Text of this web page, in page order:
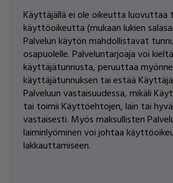
Käyttäjällä ei ole oikeutta luovuttaa
käyttöoikeutta (mukaan lukien
Palvelun käytön mahdollistavat
osapuolelle. Palveluntarjoaja voi
käyttäjätunnusta, peruuttaa
käyttäjätunnuksen tai estää
Palveluun vastaisuudessa, mikäli
tai toimii Käyttöehtojen, lain tai
vastaisesti. Myös maksullisten
laiminlyöminen voi johtaa
lakkauttamiseen.